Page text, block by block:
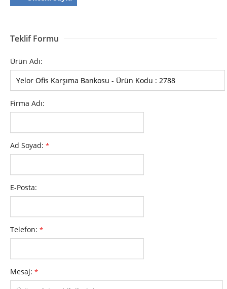
Teklif Formu
Ürün Adı:
Firma Adı:
Ad Soyad: *
E-Posta:
Telefon: *
Mesaj: *